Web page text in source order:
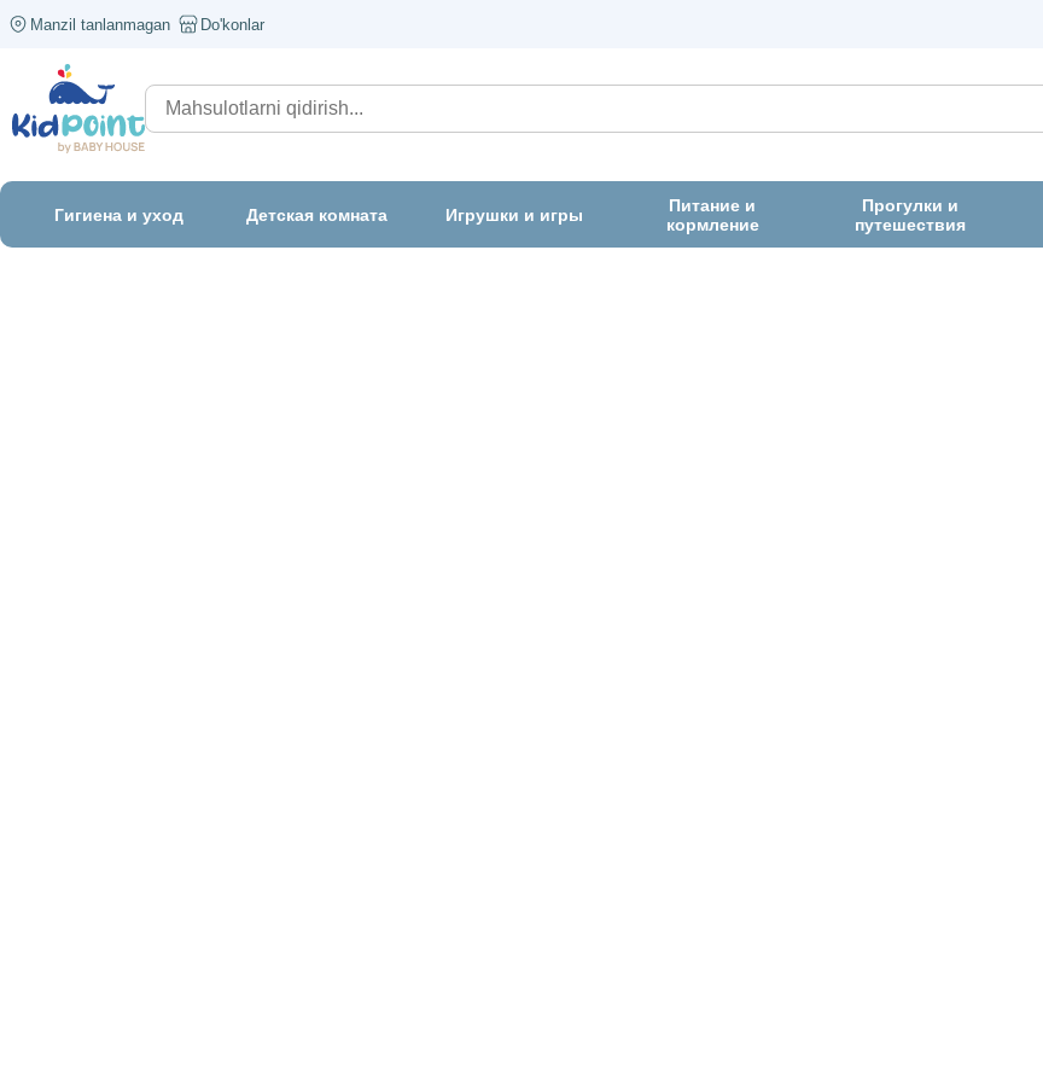
Manzil tanlanmagan Do'konlar
Гигиена и уход Детская комната Игрушки и игры
Питание и
кормление
Прогулки и
путешествия